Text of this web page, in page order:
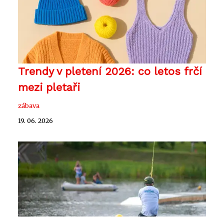
Trendy v pletení 2026: co letos frčí
mezi pletaři
zábava
19. 06. 2026